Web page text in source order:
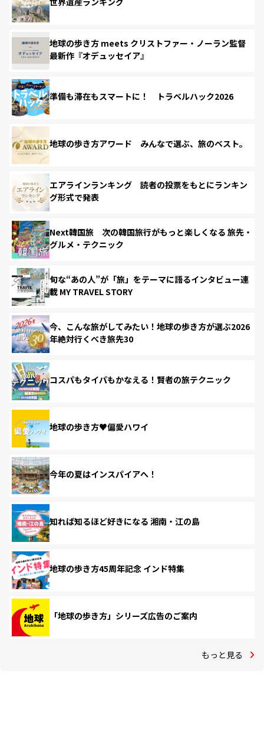
地球の歩き方 meets クリストファー・ノーラン監督
最新作『オデュッセイア』
準備も滞在もスマートに！ トラベルハック2026
地球の歩き方アワード みんなで選ぶ、旅のベスト。
エアラインランキング 読者の投票をもとにランキン
グ形式で発表
Next韓国旅 次の韓国旅行がもっと楽しくなる 旅先・
グルメ・テクニック
旬な“あの人”が「旅」をテーマに語るインタビュー連
載 MY TRAVEL STORY
今、こんな旅がしてみたい！地球の歩き方が選ぶ2026
年絶対行くべき旅先30
コスパもタイパもかなえる！賢者の旅テクニック
地球の歩き方♥偏愛ハワイ
今年の夏はインスパイアへ！
知れば知るほど好きになる 湘南・江の島
地球の歩き方45周年記念 インド特集
「地球の歩き方」シリーズ広告のご案内
もっと見る